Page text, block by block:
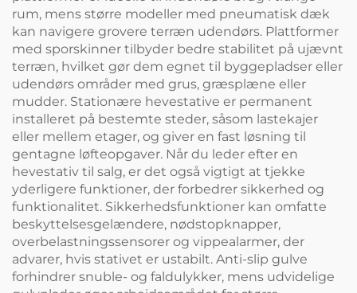
rum, mens større modeller med pneumatisk dæk
kan navigere grovere terræn udendørs. Plattformer
med sporskinner tilbyder bedre stabilitet på ujævnt
terræn, hvilket gør dem egnet til byggepladser eller
udendørs områder med grus, græsplæne eller
mudder. Stationære hevestative er permanent
installeret på bestemte steder, såsom lastekajer
eller mellem etager, og giver en fast løsning til
gentagne løfteopgaver. Når du leder efter en
hevestativ til salg, er det også vigtigt at tjekke
yderligere funktioner, der forbedrer sikkerhed og
funktionalitet. Sikkerhedsfunktioner kan omfatte
beskyttelsesgelændere, nødstopknapper,
overbelastningssensorer og vippealarmer, der
advarer, hvis stativet er ustabilt. Anti-slip gulve
forhindrer snuble- og faldulykker, mens udvidelige